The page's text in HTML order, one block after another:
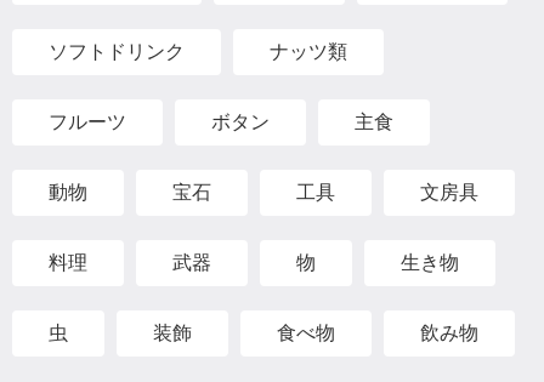
ソフトドリンク ナッツ類
フルーツ ボタン 主食
動物 宝石 工具 文房具
料理 武器 物 生き物
虫 装飾 食べ物 飲み物